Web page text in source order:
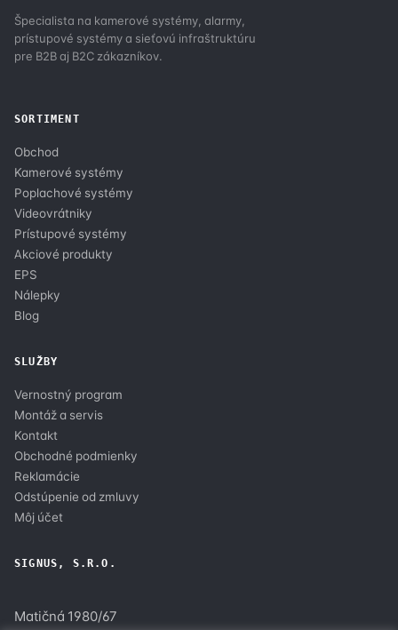
Špecialista na kamerové systémy, alarmy,
prístupové systémy a sieťovú infraštruktúru
pre B2B aj B2C zákazníkov.
SORTIMENT
Obchod
Kamerové systémy
Poplachové systémy
Videovrátniky
Prístupové systémy
Akciové produkty
EPS
Nálepky
Blog
SLUŽBY
Vernostný program
Montáž a servis
Kontakt
Obchodné podmienky
Reklamácie
Odstúpenie od zmluvy
Môj účet
SIGNUS, S.R.O.
Matičná 1980/67